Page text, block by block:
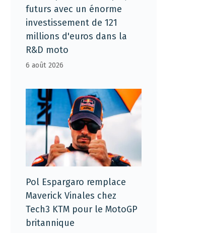
futurs avec un énorme
investissement de 121
millions d'euros dans la
R&D moto
6 août 2026
Pol Espargaro remplace
Maverick Vinales chez
Tech3 KTM pour le MotoGP
britannique